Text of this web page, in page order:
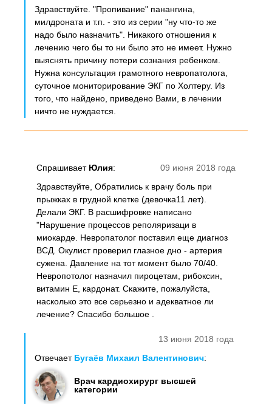
Здравствуйте. "Пропивание" панангина,
милдроната и т.п. - это из серии "ну что-то же
надо было назначить". Никакого отношения к
лечению чего бы то ни было это не имеет. Нужно
выяснять причину потери сознания ребенком.
Нужна консультация грамотного невропатолога,
суточное мониторирование ЭКГ по Холтеру. Из
того, что найдено, приведено Вами, в лечении
ничто не нуждается.
09 июня 2018 года
Спрашивает Юлия:
Здравствуйте, Обратились к врачу боль при
прыжках в грудной клетке (девочка11 лет).
Делали ЭКГ. В расшифровке написано
"Нарушение процессов реполяризаци в
миокарде. Невропатолог поставил еще диагноз
ВСД. Окулист проверил глазное дно - артерия
сужена. Давление на тот момент было 70/40.
Невропотолог назначил пироцетам, рибоксин,
витамин Е, кардонат. Скажите, пожалуйста,
насколько это все серьезно и адекватное ли
лечение? Спасибо большое .
13 июня 2018 года
Отвечает Бугаёв Михаил Валентинович:
Врач кардиохирург высшей
категории